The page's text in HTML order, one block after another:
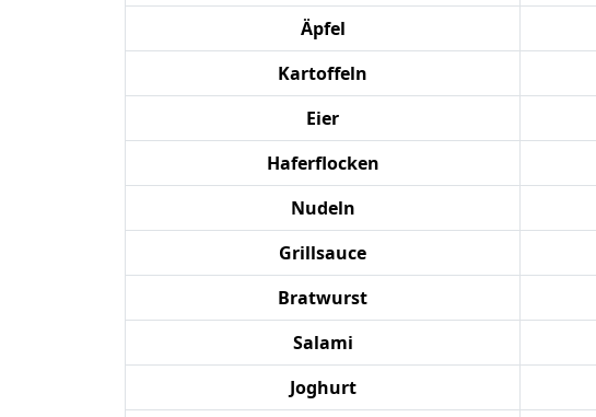
Äpfel
Kartoffeln
Eier
Haferflocken
Nudeln
Grillsauce
Bratwurst
Salami
Joghurt